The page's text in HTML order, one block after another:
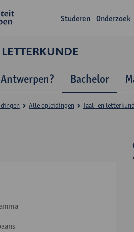
Studeren Onderzoek
Bachelor
Alle opleidingen Taal- en